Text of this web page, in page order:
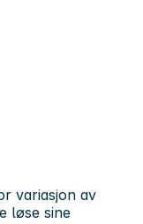
variasjon av
løse sine